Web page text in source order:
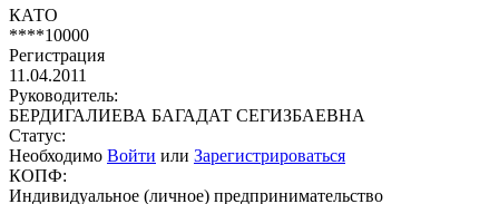
КАТО
****10000
Регистрация
11.04.2011
Руководитель:
БЕРДИГАЛИЕВА БАГАДАТ СЕГИЗБАЕВНА
Статус:
Необходимо Войти или Зарегистрироваться
КОПФ:
Индивидуальное (личное) предпринимательство